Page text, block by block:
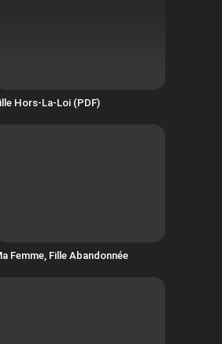
Hors-La-Loi (PDF)
Femme, Fille Abandonnée